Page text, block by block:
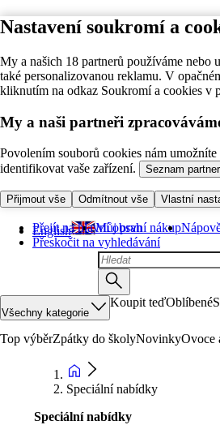
Nastavení soukromí a
My a našich 18 partnerů používáme nebo
také personalizovanou reklamu. V
kliknutím na odkaz Soukromí a cookies v
My a naši partneři
Povolením souborů cookies nám
identifikovat vaše zařízení.
Seznam
Přijmout vše Odmítnout vše Vlastní
Přejít na hlavní obsah
Přeskočit na vyhledávání
English Můj první nákup
Všechny kategorie
Koupit teďOblíbené
Top výběrZpátky do školyNovinkyOvoce
Speciální nabídky
Speciální nabídky